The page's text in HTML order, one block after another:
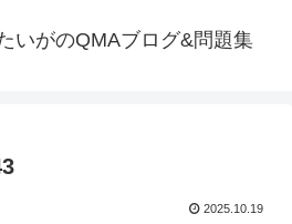
いがのQMAブログ&問題集
2025.10.19